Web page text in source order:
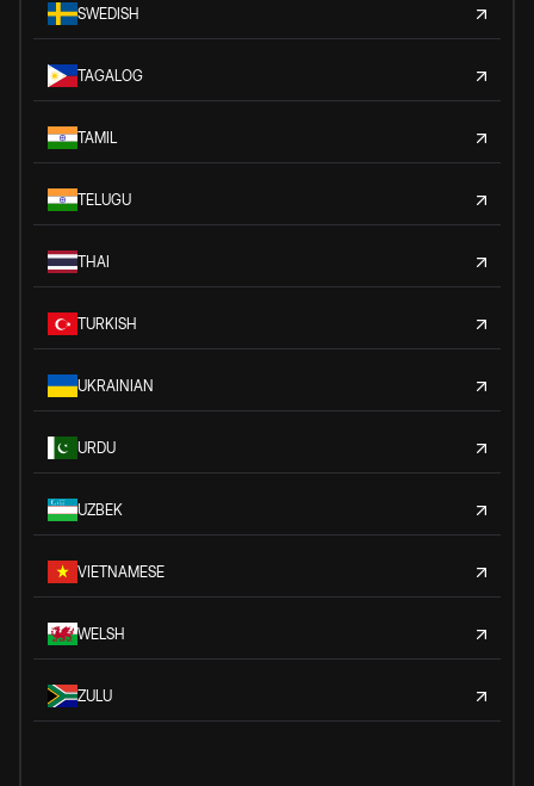
SWEDISH
TAGALOG
TAMIL
TELUGU
THAI
TURKISH
UKRAINIAN
URDU
UZBEK
VIETNAMESE
WELSH
ZULU